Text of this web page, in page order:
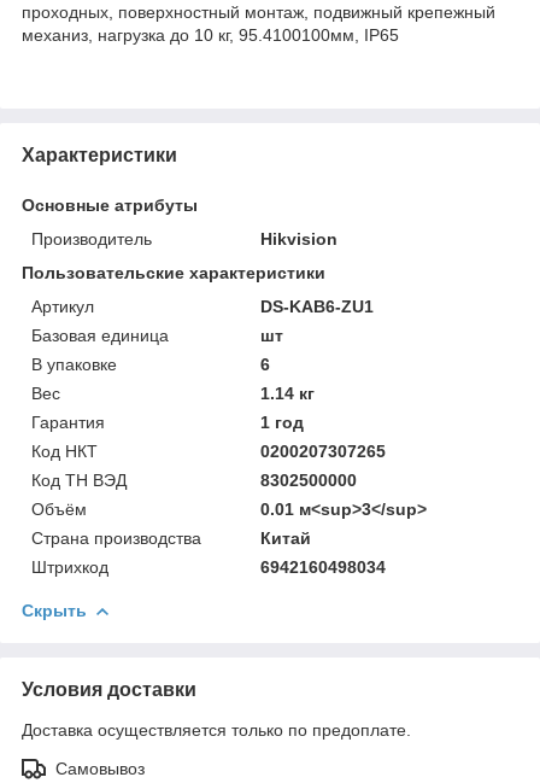
проходных, поверхностный монтаж, подвижный крепежный
механиз, нагрузка до 10 кг, 95.4100100мм, IP65
Характеристики
Основные атрибуты
Производитель
Hikvision
Пользовательские характеристики
Артикул
DS-KAB6-ZU1
Базовая единица
шт
В упаковке
6
Вес
1.14 кг
Гарантия
1 год
Код НКТ
0200207307265
Код ТН ВЭД
8302500000
Объём
0.01 м<sup>3</sup>
Страна производства
Китай
Штрихкод
6942160498034
Скрыть
Условия доставки
Доставка осуществляется только по предоплате.
Самовывоз